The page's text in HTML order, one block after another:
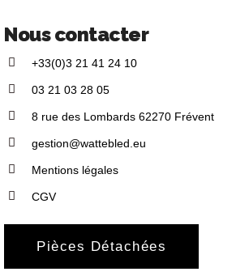
Nous contacter
+33(0)3 21 41 24 10
03 21 03 28 05
8 rue des Lombards 62270 Frévent
gestion@wattebled.eu
Mentions légales
CGV
Pièces Détachées